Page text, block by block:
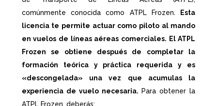
comúnmente conocida como ATPL Frozen.
Esta
licencia te permite actuar como piloto al mando
en vuelos de líneas aéreas comerciales. El ATPL
Frozen se obtiene después de completar la
formación teórica y práctica requerida y es
«descongelada» una vez que acumulas la
experiencia de vuelo necesaria. Para obtener la
ATPL Frozen, deberás: